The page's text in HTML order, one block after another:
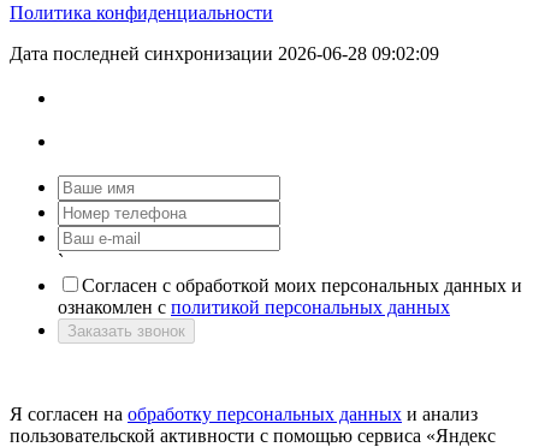
Политика конфиденциальности
Дата последней синхронизации 2026-06-28 09:02:09
`
Согласен с обработкой моих персональных данных и
ознакомлен с политикой персональных данных
Заказать звонок
Я согласен на обработку персональных данных и анализ
пользовательской активности с помощью сервиса «Яндекс